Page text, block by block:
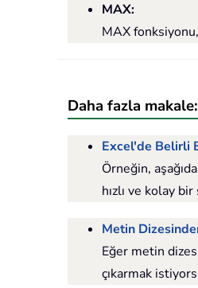
MAX:
MAX
Daha fazla makale:
Excel'de Belirli
Örneğin,
hızlı ve kolay
Metin
Eğer metin
çıkarmak